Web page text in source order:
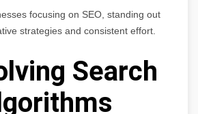
focusing on SEO, standing out
strategies and consistent effort.
Search